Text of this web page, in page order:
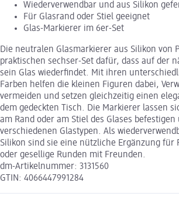
Wiederverwendbar und aus Silikon
Für Glasrand oder Stiel geeignet
Glas-Markierer im 6er-Set
Die neutralen Glasmarkierer aus Silikon von
praktischen sechser-Set dafür, dass auf der
sein Glas wiederfindet. Mit ihren
Farben helfen die kleinen Figuren dabei,
vermeiden und setzen gleichzeitig einen
dem gedeckten Tisch. Die Markierer lassen
am Rand oder am Stiel des Glases befestigen
verschiedenen Glastypen. Als
Silikon sind sie eine nützliche Ergänzung für
oder gesellige Runden mit Freunden.
dm-Artikelnummer: 3131560
GTIN: 4066447991284